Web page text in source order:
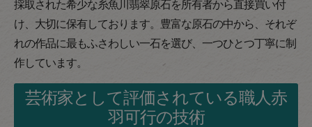
採取された希少な糸魚川翡翠原石を所有者から直接買い付
け、大切に保有しております。豊富な原石の中から、それぞ
れの作品に最もふさわしい一石を選び、一つひとつ丁寧に制
作しています。
芸術家として評価されている職人赤
羽可行の技術